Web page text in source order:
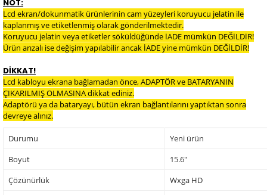
NOT:
Lcd ekran/dokunmatik ürünlerinin cam yüzeyleri koruyucu jelatin ile
kaplanmış ve etiketlenmiş olarak gönderilmektedir.
Koruyucu jelatin veya etiketler söküldüğünde İADE mümkün DEĞİLDİR!
Ürün arızalı ise değişim yapılabilir ancak İADE yine mümkün DEĞİLDİR!
DİKKAT!
Lcd kabloyu ekrana bağlamadan önce, ADAPTÖR ve BATARYANIN
ÇIKARILMIŞ OLMASINA dikkat ediniz.
Adaptörü ya da bataryayı, bütün ekran bağlantılarını yaptıktan sonra
devreye alınız.
Durumu
Yeni ürün
Boyut
15.6"
Çözünürlük
Wxga HD